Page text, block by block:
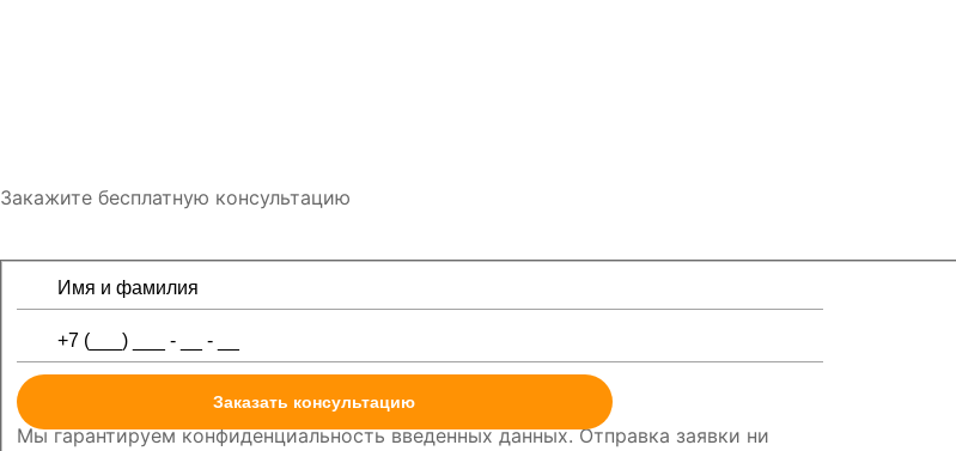
Закажите бесплатную консультацию
Заказать консультацию
Мы гарантируем конфиденциальность введенных данных. Отправка заявки ни